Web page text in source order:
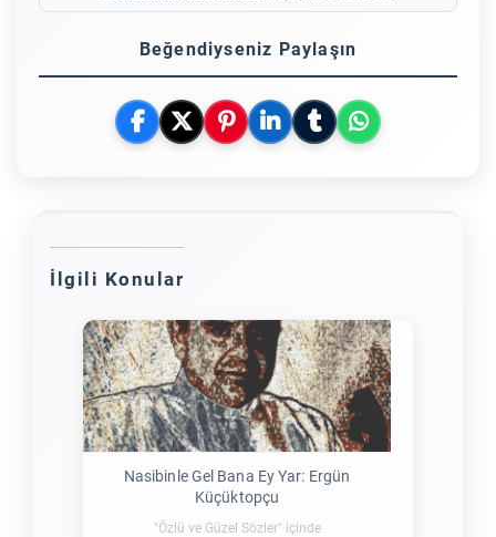
Beğendiyseniz Paylaşın
İlgili Konular
Nasibinle Gel Bana Ey Yar: Ergün
Küçüktopçu
"Özlü ve Güzel Sözler" içinde